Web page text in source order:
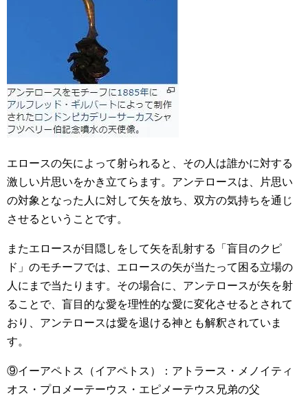
エロースの矢によって射られると、その人は誰かに対する
激しい片思いをかき立てらます。アンテロースは、片思い
の対象となった人に対して矢を放ち、双方の気持ちを通じ
させるということです。
またエロースが目隠しをして矢を乱射する「盲目のクピ
ド」のモチーフでは、エロースの矢が当たって困る立場の
人にまで当たります。その場合に、アンテロースが矢を射
ることで、盲目的な愛を理性的な愛に変化させるとされて
おり、アンテロースは愛を退ける神とも解釈されていま
す。
⑨イーアペトス（イアペトス）：アトラース・メノイティ
オス・プロメーテーウス・エピメーテウス兄弟の父